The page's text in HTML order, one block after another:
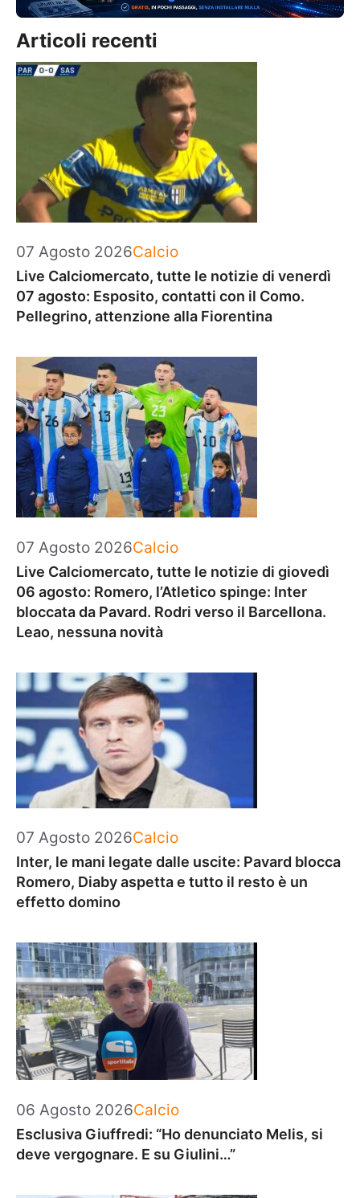
Articoli recenti
07 Agosto 2026Categorie
Calcio
Live Calciomercato, tutte le notizie di venerdì
07 agosto: Esposito, contatti con il Como.
Pellegrino, attenzione alla Fiorentina
07 Agosto 2026Categorie
Calcio
Live Calciomercato, tutte le notizie di giovedì
06 agosto: Romero, l’Atletico spinge: Inter
bloccata da Pavard. Rodri verso il Barcellona.
Leao, nessuna novità
07 Agosto 2026Categorie
Calcio
Inter, le mani legate dalle uscite: Pavard blocca
Romero, Diaby aspetta e tutto il resto è un
effetto domino
06 Agosto 2026Categorie
Calcio
Esclusiva Giuffredi: “Ho denunciato Melis, si
deve vergognare. E su Giulini…”